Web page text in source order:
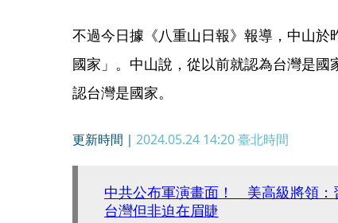
不過今日據《八重山日報》報導，中山
國家」。中山說，從以前就認為台灣是
認台灣是國家。
更新時間｜ 2024.05.24 14:20臺北時間
中共公布軍演畫面！ 美高級將領：
台灣但非迫在眉睫